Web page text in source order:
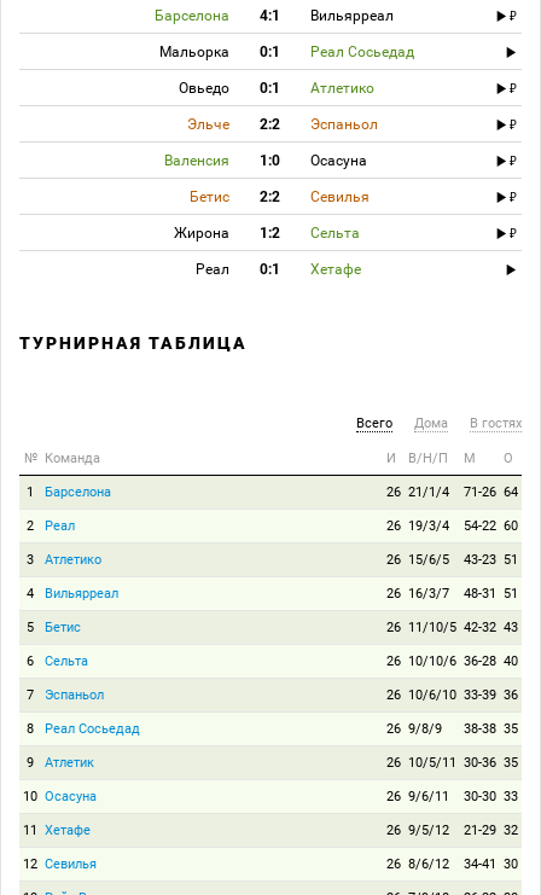
Барселона 4:1 Вильярреал
Мальорка 0:1 Реал Сосьедад
Овьедо 0:1 Атлетико
Эльче 2:2 Эспаньол
Валенсия 1:0 Осасуна
Бетис 2:2 Севилья
Жирона 1:2 Сельта
Реал 0:1 Хетафе
ТУРНИРНАЯ ТАБЛИЦА
Всего Дома В гостях
№ Команда И В/Н/П М О
1 Барселона 26 21/1/4 71-26 64
2 Реал 26 19/3/4 54-22 60
3 Атлетико 26 15/6/5 43-23 51
4 Вильярреал 26 16/3/7 48-31 51
5 Бетис 26 11/10/5 42-32 43
6 Сельта 26 10/10/6 36-28 40
7 Эспаньол 26 10/6/10 33-39 36
8 Реал Сосьедад 26 9/8/9 38-38 35
9 Атлетик 26 10/5/11 30-36 35
10 Осасуна 26 9/6/11 30-30 33
11 Хетафе 26 9/5/12 21-29 32
12 Севилья 26 8/6/12 34-41 30